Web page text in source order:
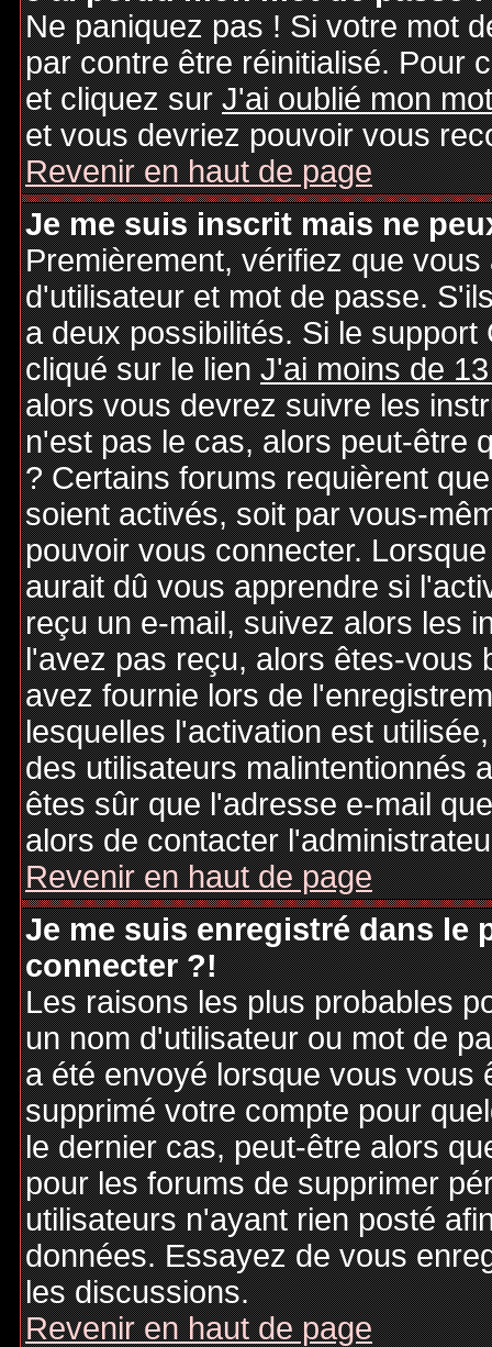
Ne paniquez pas ! Si votre mot
par contre être réinitialisé. Pour
et cliquez surJ'ai oublié mon
et vous devriez pouvoir vous
Revenir en haut de page
Je me suis inscrit mais ne
Premièrement, vérifiez que
d'utilisateur et mot de passe.
a deux possibilités. Si le
cliqué sur le lienJ'ai moins de
alors vous devrez suivre les
n'est pas le cas, alors peut-être
? Certains forums requièrent
soient activés, soit par vous-
pouvoir vous connecter.
aurait dû vous apprendre si
reçu un e-mail, suivez alors les
l'avez pas reçu, alors êtes-vous
avez fournie lors de
lesquelles l'activation est
des utilisateurs malintentionnés
êtes sûr que l'adresse e-mail
alors de contacter
Revenir en haut de page
Je me suis enregistré dans le
connecter ?!
Les raisons les plus probables
un nom d'utilisateur ou mot de
a été envoyé lorsque vous vous
supprimé votre compte pour
le dernier cas, peut-être alors
pour les forums de supprimer
utilisateurs n'ayant rien posté
données. Essayez de vous
les discussions.
Revenir en haut de page